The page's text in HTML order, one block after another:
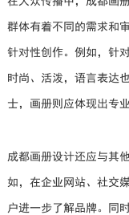
群体有着不同的需求和
针对性创作。例如，针
时尚、活泼，语言表达
士，画册则应体现出专
成都画册设计还应与其
如，在企业网站、社交
户进一步了解品牌。同